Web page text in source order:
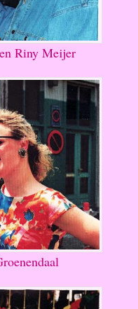
Riny Meijer